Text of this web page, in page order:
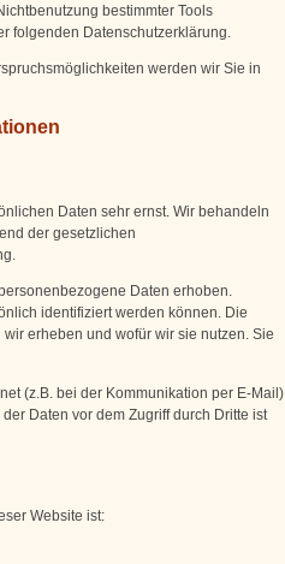
bestimmter Tools
folgenden Datenschutzerklärung.
werden wir Sie in
Daten sehr ernst. Wir behandeln
der gesetzlichen
Daten erhoben.
identifiziert werden können. Die
erheben und wofür wir sie nutzen. Sie
(z.B. bei der Kommunikation per E-Mail)
Daten vor dem Zugriff durch Dritte ist
Website ist: